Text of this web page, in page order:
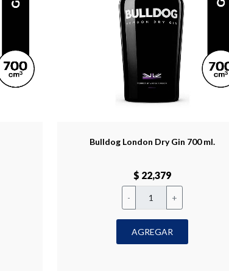
Bulldog London Dry Gin 700 ml.
$ 22,379
- +
AGREGAR